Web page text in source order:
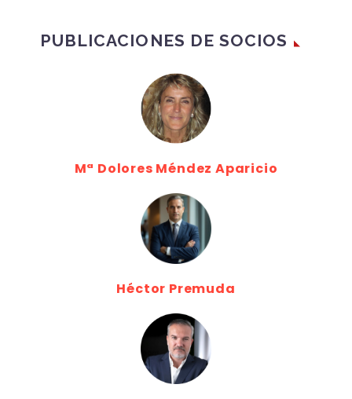
PUBLICACIONES DE SOCIOS
Mª Dolores Méndez Aparicio
Héctor Premuda